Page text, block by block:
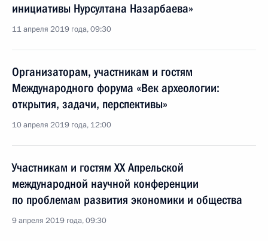
инициативы Нурсултана Назарбаева»
11 апреля 2019 года, 09:30
Организаторам, участникам и гостям
Международного форума «Век археологии:
открытия, задачи, перспективы»
10 апреля 2019 года, 12:00
Участникам и гостям XX Апрельской
международной научной конференции
по проблемам развития экономики и общества
9 апреля 2019 года, 09:30